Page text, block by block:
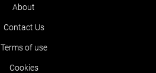
About
Contact Us
Terms of use
Cookies